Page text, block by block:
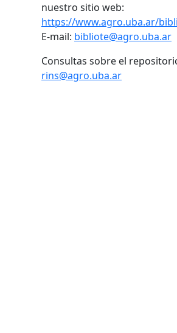
nuestro sitio web:
https://www.agro.uba.ar/
E-mail: bibliote@agro.uba.ar
Consultas sobre el
rins@agro.uba.ar